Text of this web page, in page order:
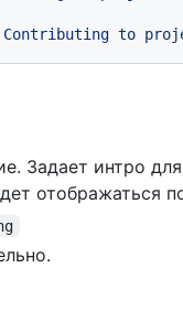
Contributing to
Задает интро
отображаться